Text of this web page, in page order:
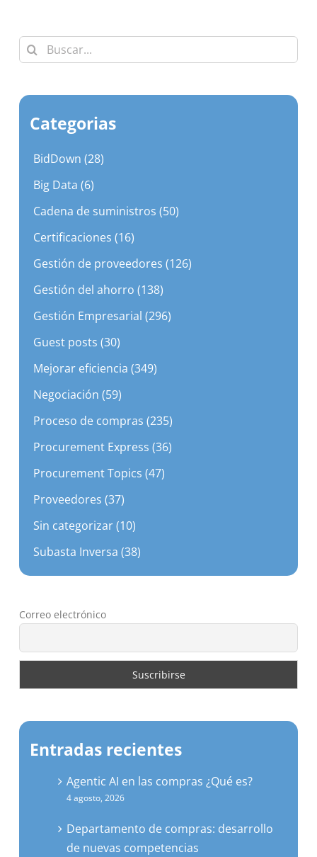
Buscar:
Categorias
BidDown (28)
Big Data (6)
Cadena de suministros (50)
Certificaciones (16)
Gestión de proveedores (126)
Gestión del ahorro (138)
Gestión Empresarial (296)
Guest posts (30)
Mejorar eficiencia (349)
Negociación (59)
Proceso de compras (235)
Procurement Express (36)
Procurement Topics (47)
Proveedores (37)
Sin categorizar (10)
Subasta Inversa (38)
Correo electrónico
Entradas recientes
Agentic AI en las compras ¿Qué es?
4 agosto, 2026
Departamento de compras: desarrollo
de nuevas competencias